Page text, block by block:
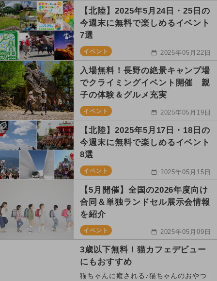
【北陸】2025年5月24日・25日の
今週末に無料で楽しめるイベント
7選
イベント 2025年05月22日
入場無料！長野の絶景キャンプ場
でクライミングイベント開催 親
子の体験＆グルメ充実
イベント 2025年05月19日
【北陸】2025年5月17日・18日の
今週末に無料で楽しめるイベント
8選
イベント 2025年05月15日
【5月開催】全国の2026年度向け
合同＆単独ランドセル展示会情報
を紹介
イベント 2025年05月09日
3歳以下無料！猫カフェデビュー
にもおすすめ
猫ちゃんに癒される♪猫ちゃんのおやつ